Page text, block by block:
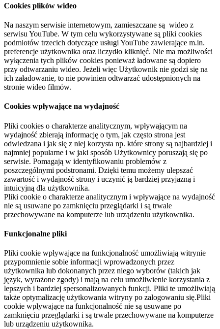
Cookies plików wideo
Na naszym serwisie internetowym, zamieszczane są wideo z
serwisu YouTube. W tym celu wykorzystywane są pliki cookies
podmiotów trzecich dotyczące usługi YouTube zawierające m.in.
preferencje użytkownika oraz liczydło kliknięć. Nie ma możliwości
wyłączenia tych plików cookies ponieważ ładowane są dopiero
przy odtwarzaniu wideo. Jeżeli więc Użytkownik nie godzi się na
ich załadowanie, to nie powinien odtwarzać udostępnionych na
stronie wideo filmów.
Cookies wpływające na wydajność
Pliki cookies o charakterze analitycznym, wpływającym na
wydajność zbierają informację o tym, jak często strona jest
odwiedzana i jak się z niej korzysta np. które strony są najbardziej i
najmniej popularne i w jaki sposób Użytkownicy poruszają się po
serwisie. Pomagają w identyfikowaniu problemów z
poszczególnymi podstronami. Dzięki temu możemy ulepszać
zawartość i wydajność strony i uczynić ją bardziej przyjazną i
intuicyjną dla użytkownika.
Pliki cookie o charakterze analitycznym i wpływające na wydajność
nie są usuwane po zamknięciu przeglądarki i są trwale
przechowywane na komputerze lub urządzeniu użytkownika.
Funkcjonalne pliki
Pliki cookie wpływające na funkcjonalność umożliwiają witrynie
przypomnienie sobie informacji wprowadzonych przez
użytkownika lub dokonanych przez niego wyborów (takich jak
język, wyrażone zgody) i mają na celu umożliwienie korzystania z
lepszych i bardziej spersonalizowanych funkcji. Pliki te umożliwiają
także optymalizację użytkowania witryny po zalogowaniu się.Pliki
cookie wpływające na funkcjonalność nie są usuwane po
zamknięciu przeglądarki i są trwale przechowywane na komputerze
lub urządzeniu użytkownika.